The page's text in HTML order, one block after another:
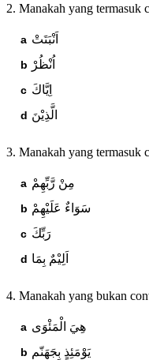
2. Manakah yang termasuk
اَنْبَتَتْ
اُنْظُرْ
اِيَّاكَ
الَّذِيْنَ
3. Manakah yang termasuk
مِنْ رَّبِّهِمْ
سَوَاءٌ عَلَيْهِمْ
رَبِّكَ
اَلِيْمٌ بِمَا
4. Manakah yang bukan
هِيَ الْمَئْوَى
يَوْمَئِذٍ بِجَهَنّم